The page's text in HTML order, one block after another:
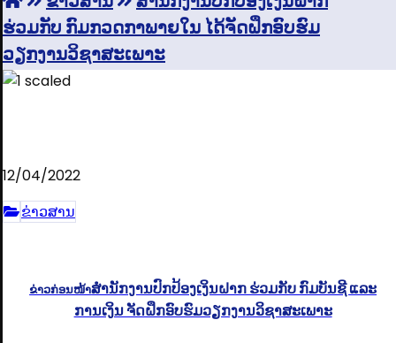
ຮ່ວມກັບ ກົມກວດກາພາຍໃນ ໄດ້ຈັດຝຶກອົບຮົມ
ວຽກງານວິຊາສະເພາະ
12/04/2022
ຂ່າວສານ
ຂ່າວກ່ອນໜ້າສໍານັກງານປົກປ້ອງເງິນຝາກ ຮ່ວມກັບ ກົມບັນຊີ ແລະ
ການເງິນ ຈັດຝຶກອົບຮົມວຽກງານວິຊາສະເພາະ